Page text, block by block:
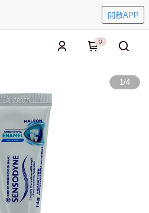
開啟APP
0
1/4